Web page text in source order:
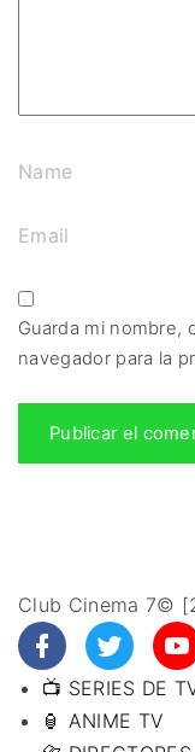
Guarda mi nombre,
navegador para la
Club Cinema 7©
📺 SERIES DE
🏮 ANIME TV